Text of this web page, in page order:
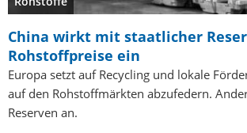
China wirkt mit staatlicher
Rohstoffpreise ein
Europa setzt auf Recycling und lokale
auf den Rohstoffmärkten abzufedern.
Reserven an.